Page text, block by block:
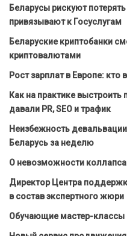
Беларусы рискуют
привязывают к Госуслугам
Беларуские криптобанки
криптовалютами
Рост зарплат в Европе: кто
Как на практике
давали PR, SEO и трафик
Неизбежность
Беларусь за неделю
О невозможности
Директор Центра
в состав экспертного жюри
Обучающие мастер-классы